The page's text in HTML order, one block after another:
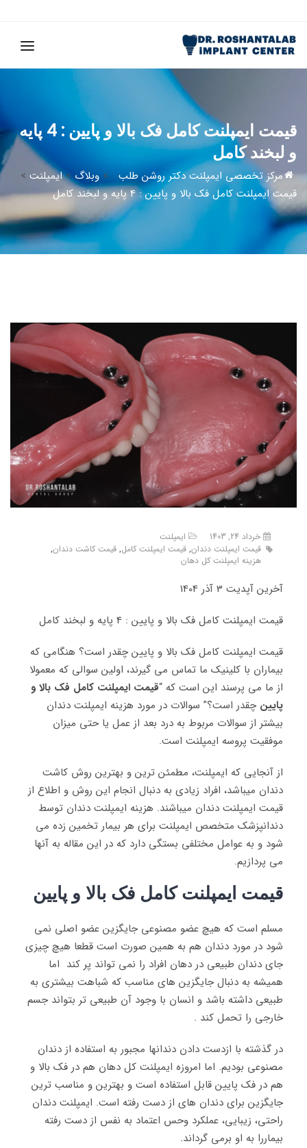
قیمت ایمپلنت کامل فک بالا و پایین : 4 پایه
و لبخند کامل
مرکز تخصصی ایمپلنت دکتر روشن طلب >وبلاگ>ایمپلنت >
قیمت ایمپلنت کامل فک بالا و پایین : 4 پایه و لبخند کامل
خرداد 24, 1403
ایمپلنت
قیمت ایمپلنت دندان, قیمت ایمپلنت کامل, قیمت کاشت دندان,
هزینه ایمپلنت کل دهان
آخرین آپدیت 3 آذر 1404
قیمت ایمپلنت کامل فک بالا و پایین : 4 پایه و لبخند کامل
قیمت ایمپلنت کامل فک بالا و پایین چقدر است؟ هنگامی که
بیماران با کلینیک ما تماس می گیرند، اولین سوالی که معمولا
از ما می پرسند این است که “قیمت ایمپلنت کامل فک بالا و
پایین چقدر است؟” سوالات در مورد هزینه ایمپلنت دندان
بیشتر از سوالات مربوط به درد بعد از عمل یا حتی میزان
موفقیت پروسه ایمپلنت است.
از آنجایی که ایمپلنت، مطمئن ترین و بهترین روش کاشت
دندان میباشد، افراد زیادی به دنبال انجام این روش و اطلاع از
قیمت ایمپلنت دندان میباشند. هزینه ایمپلنت دندان توسط
دندانپزشک متخصص ایمپلنت برای هر بیمار تخمین زده می
شود و به عوامل مختلفی بستگی دارد که در این مقاله به آنها
می پردازیم.
قیمت ایمپلنت کامل فک بالا و پایین
مسلم است که هیچ عضو مصنوعی جایگزین عضو اصلی نمی
شود در مورد دندان هم به همین صورت است قطعا هیچ چیزی
جای دندان طبیعی در دهان افراد را نمی تواند پر کند اما
همیشه به دنبال جایگزین های مناسب که شباهت بیشتری به
طبیعی داشته باشد و انسان با وجود آن طبیعی تر بتواند جسم
خارجی را تحمل کند .
در گذشته با ازدست دادن دندانها مجبور به استفاده از دندان
مصنوعی بودیم. اما امروزه ایمپلنت کل دهان هم در فک بالا و
هم در فک پایین قابل استفاده است و بهترین و مناسب ترین
جایگزین برای دندان های از دست رفته است. ایمپلنت دندان
راحتی، زیبایی، عملکرد وحس اعتماد به نفس از دست رفته
بیماررا به او برمی گرداند.